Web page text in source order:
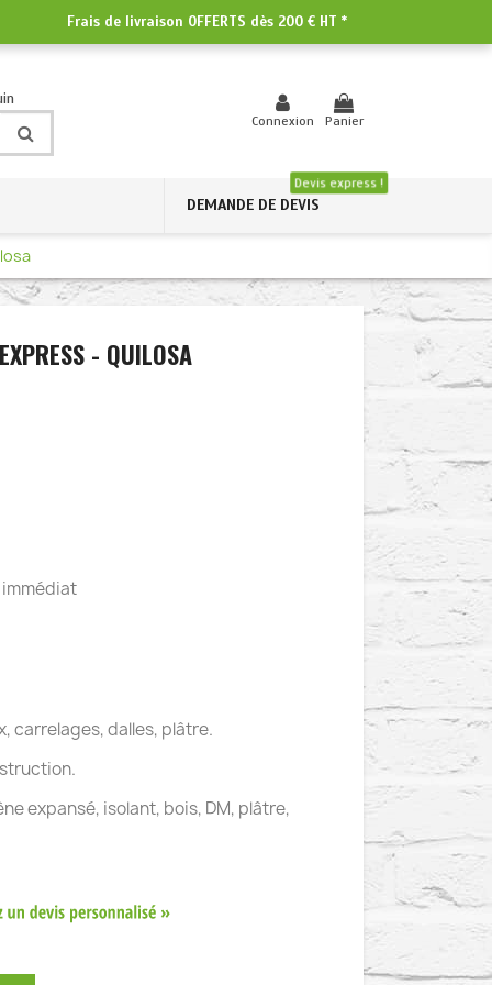
Frais de livraison OFFERTS dès 200 € HT *
Connexion Panier
DEMANDE DE DEVIS
Devis express !
- QUILOSA
carrelages, dalles, plâtre.
expansé, isolant, bois, DM, plâtre,